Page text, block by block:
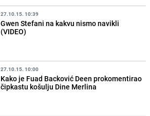
27.10.15. 10:39
Gwen Stefani na kakvu nismo navikli
(VIDEO)
27.10.15. 10:00
Kako je Fuad Backović Deen prokomentirao
čipkastu košulju Dine Merlina